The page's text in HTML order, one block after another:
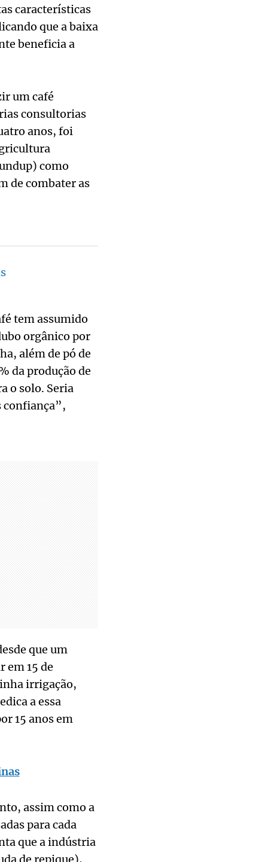
características
que a baixa
beneficia a
um café
consultorias
anos, foi
como
de combater as
tem assumido
orgânico por
além de pó de
da produção de
o solo. Seria
confiança”,
que um
em 15 de
irrigação,
a essa
15 anos em
assim como a
para cada
que a indústria